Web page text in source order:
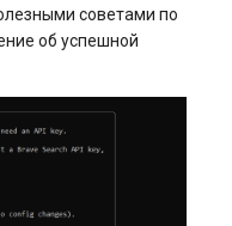
советами по
об успешной